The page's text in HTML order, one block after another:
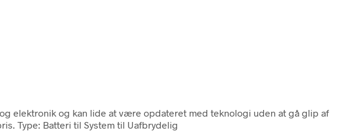
og elektronik og kan lide at være opdateret med teknologi uden at gå glip af
Type: Batteri til System til Uafbrydelig